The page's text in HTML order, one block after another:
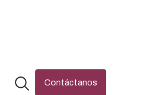
Abrir
Contáctanos